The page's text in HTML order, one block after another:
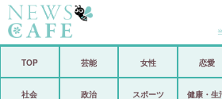
政治
TOP 芸能 女性 恋愛
社会 政治 スポーツ 健康・生